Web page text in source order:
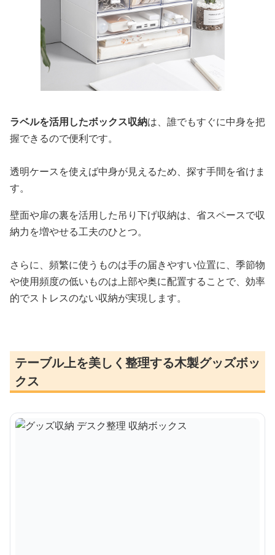
ラベルを活用したボックス収納は、誰でもすぐに中身を把
握できるので便利です。
透明ケースを使えば中身が見えるため、探す手間を省けま
す。
壁面や扉の裏を活用した吊り下げ収納は、省スペースで収
納力を増やせる工夫のひとつ。
さらに、頻繁に使うものは手の届きやすい位置に、季節物
や使用頻度の低いものは上部や奥に配置することで、効率
的でストレスのない収納が実現します。
テーブル上を美しく整理する木製グッズボッ
クス